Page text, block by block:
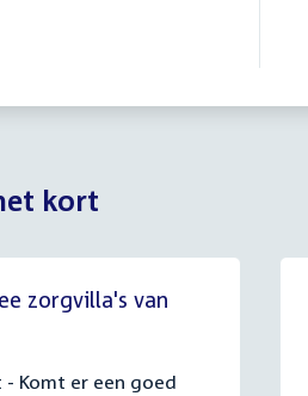
kort
zorgvilla's van
Komt er een goed